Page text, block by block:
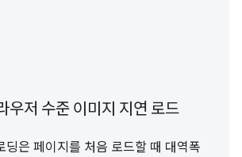
우저 수준 이미지 지연 로드
딩은 페이지를 처음 로드할 때 대역폭